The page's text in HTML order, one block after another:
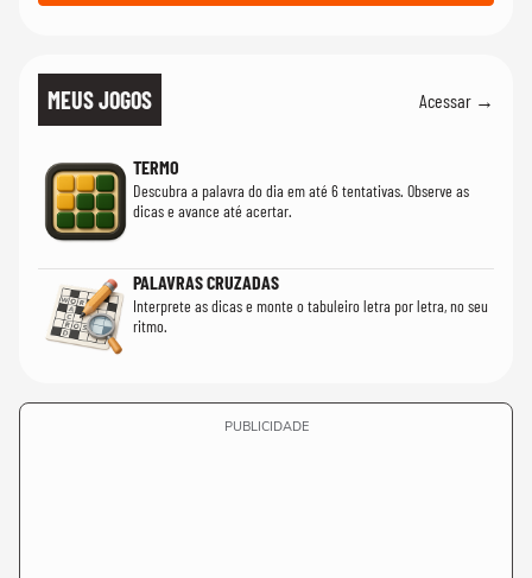
MEUS JOGOS Acessar →
TERMO
Descubra a palavra do dia em até 6 tentativas. Observe as
dicas e avance até acertar.
PALAVRAS CRUZADAS
Interprete as dicas e monte o tabuleiro letra por letra, no seu
ritmo.
PUBLICIDADE